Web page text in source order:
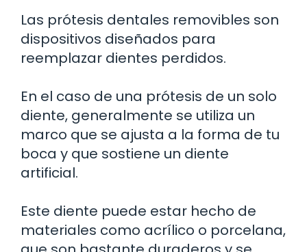
Las prótesis dentales removibles son
dispositivos diseñados para
reemplazar dientes perdidos.
En el caso de una prótesis de un solo
diente, generalmente se utiliza un
marco que se ajusta a la forma de tu
boca y que sostiene un diente
artificial.
Este diente puede estar hecho de
materiales como acrílico o porcelana,